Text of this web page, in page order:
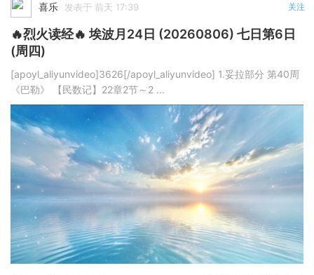
喜乐 发表于 前天 17:39 关注
🔥烈火读经🔥 埃波月24日 (20260806) 七日第6日
(周四)
[apoyl_aliyunvideo]3626[/apoyl_aliyunvideo] 1.妥拉部分 第40周
《巴勒》 【民数记】22章2节～2 ...